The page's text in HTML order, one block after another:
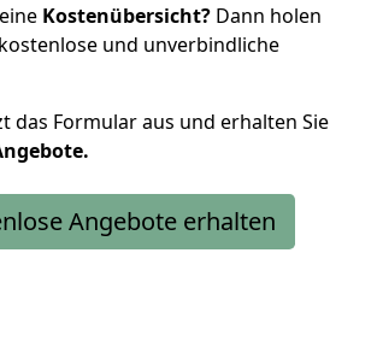
Kostenübersicht? Dann holen
und unverbindliche
das Formular aus und erhalten Sie
Angebote erhalten